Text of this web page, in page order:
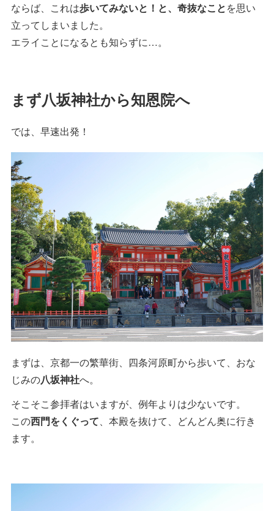
ならば、これは歩いてみないと！と、奇抜なことを思い
立ってしまいました。
エライことになるとも知らずに…。
まず八坂神社から知恩院へ
では、早速出発！
まずは、京都一の繁華街、四条河原町から歩いて、おな
じみの八坂神社へ。
そこそこ参拝者はいますが、例年よりは少ないです。
この西門をくぐって 、本殿を抜けて、どんどん奥に行き
ます。